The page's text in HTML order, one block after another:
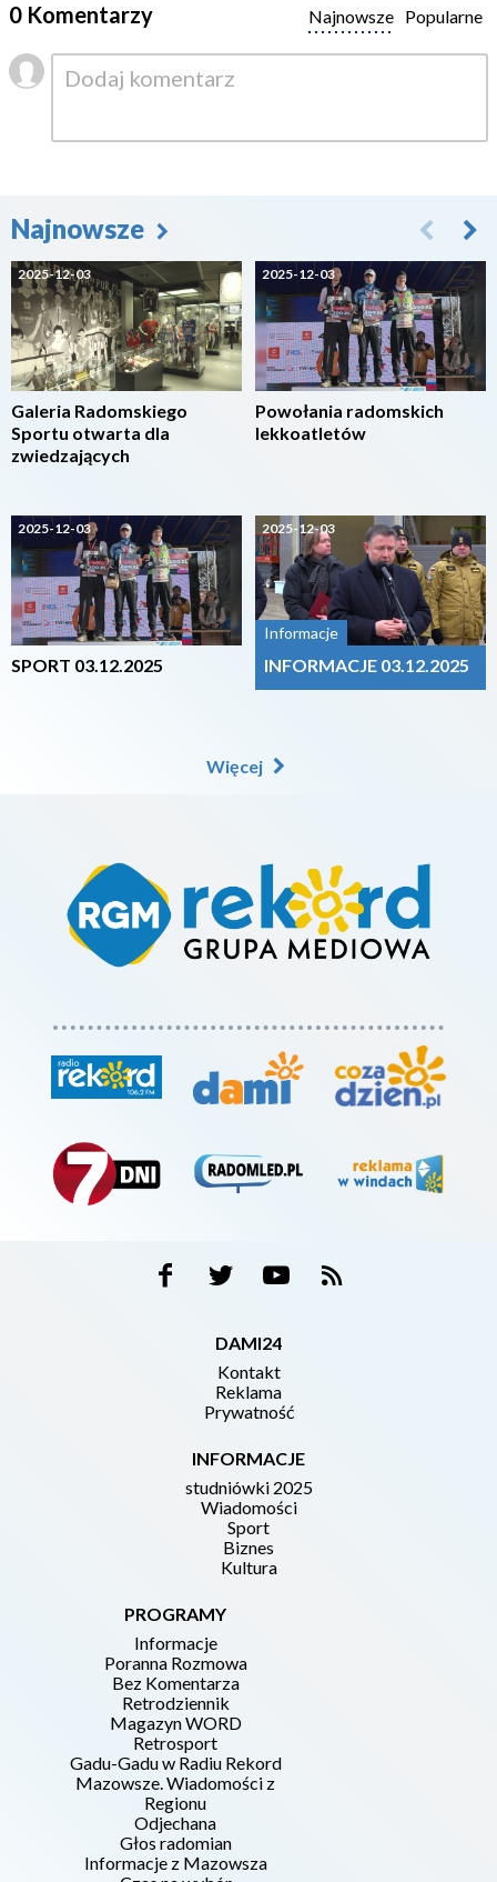
0 Komentarzy Popularne
Najnowsze
Najnowsze
2025-12-03
Galeria Radomskiego
Sportu otwarta dla
zwiedzających
2025-12-03
SPORT 03.12.2025
2025-12-03
Powołania radomskich
lekkoatletów
2025-12-03
Informacje
INFORMACJE 03.12.2025
Więcej
DAMI24
Kontakt
Reklama
Prywatność
INFORMACJE
studniówki 2025
Wiadomości
Sport
Biznes
Kultura
PROGRAMY
Informacje
Poranna Rozmowa
Bez Komentarza
Retrodziennik
Magazyn WORD
Retrosport
Gadu-Gadu w Radiu Rekord
Mazowsze. Wiadomości z
Regionu
Odjechana
Głos radomian
Informacje z Mazowsza